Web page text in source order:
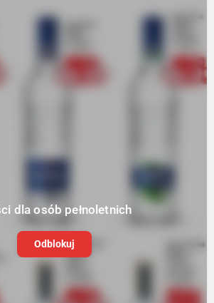
dla osób pełnoletnich
Odblokuj